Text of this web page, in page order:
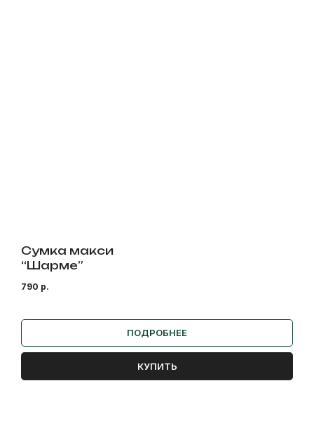
Сумка макси
“Шарме”
790 р.
ПОДРОБНЕЕ
КУПИТЬ